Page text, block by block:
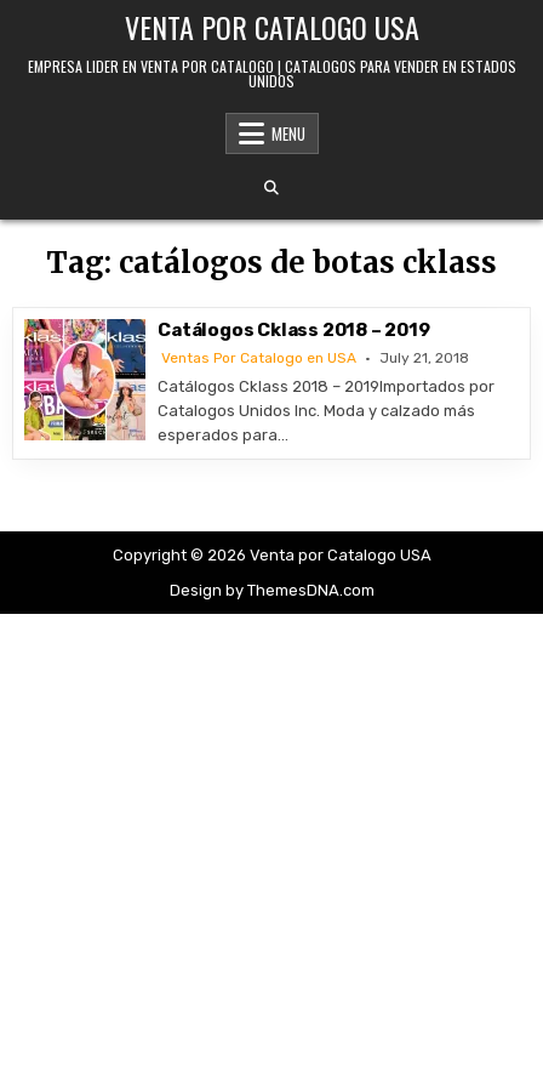
VENTA POR CATALOGO USA
EMPRESA LIDER EN VENTA POR CATALOGO | CATALOGOS PARA VENDER EN ESTADOS
UNIDOS
MENU
Tag: catálogos de botas cklass
Catálogos Cklass 2018 – 2019
Ventas Por Catalogo en USA July 21, 2018
Catálogos Cklass 2018 – 2019Importados por
Catalogos Unidos Inc. Moda y calzado más
esperados para…
Copyright © 2026 Venta por Catalogo USA
Design by ThemesDNA.com